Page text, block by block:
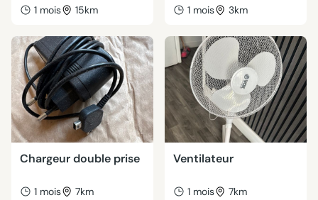
1 mois 15km 1 mois 3km
Chargeur double prise
1 mois 7km
Ventilateur
1 mois 7km